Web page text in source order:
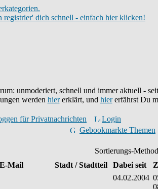
registrier' dich schnell - einfach hier klicken!
unmoderiert, schnell und immer aktuell - seit
werden hiererklärt, und hiererfährst Du
für Privatnachrichten
Login
Gebookmarkte Themen
Sortierungs-
E-Mail Stadt / Stadtteil Dabei seit
04.02.2004